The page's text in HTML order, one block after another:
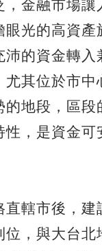
，金融市場讓
眼光的高資產
沛的資金轉入
其位於市中
的地段，區段
性，是資金可
轄市後，建
，與大台北